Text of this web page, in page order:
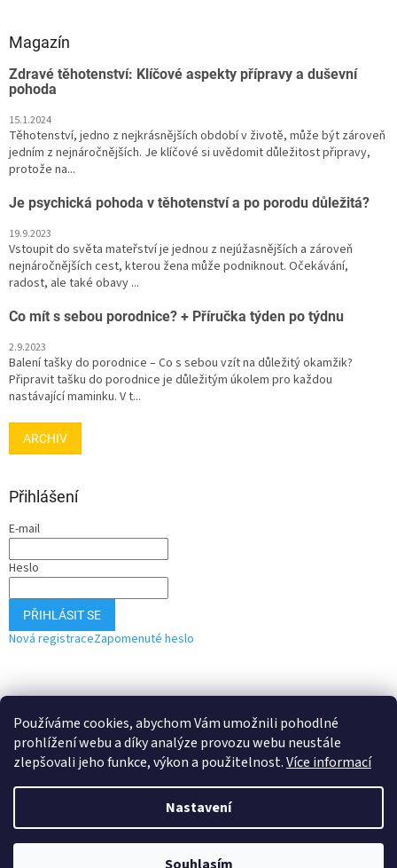
Používáme cookies, abychom Vám umožnili pohodlné
prohlížení webu a díky analýze provozu webu neustále
zlepšovali jeho funkce, výkon a použitelnost.Více informací
Nastavení
Magazín
Zdravé těhotenství: Klíčové aspekty přípravy a duševní
pohoda
15.1.2024
Těhotenství, jedno z nejkrásnějších období v životě, může být zároveň
jedním z nejnáročnějších. Je klíčové si uvědomit důležitost připravy,
protože na...
Je psychická pohoda v těhotenství a po porodu důležitá?
19.9.2023
Vstoupit do světa mateřství je jednou z nejúžasnějších a zároveň
nejnáročnějších cest, kterou žena může podniknout. Očekávání,
radost, ale také obavy ...
Co mít s sebou porodnice? + Příručka týden po týdnu
2.9.2023
Balení tašky do porodnice – Co s sebou vzít na důležitý okamžik?
Připravit tašku do porodnice je důležitým úkolem pro každou
nastávající maminku. V t...
ARCHIV
Přihlášení
E-mail
Heslo
PŘIHLÁSIT SE
Nová registraceZapomenuté heslo
Copyright 2026POPOK. Všechna práva vyhrazena.Upravit nastavení